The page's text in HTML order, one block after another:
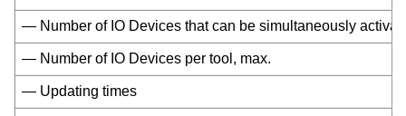
— Number of IO Devices that can be simultaneously
— Number of IO Devices per tool, max.
— Updating times